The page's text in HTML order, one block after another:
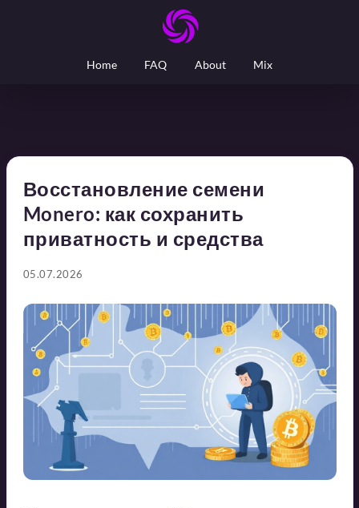
Home FAQ About Mix
Восстановление семени
Monero: как сохранить
приватность и средства
05.07.2026